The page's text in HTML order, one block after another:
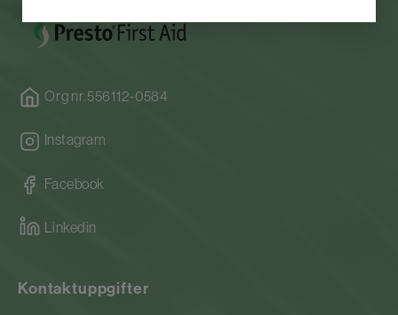
Org nr.556112-0584
Instagram
Facebook
Linkedin
Kontaktuppgifter